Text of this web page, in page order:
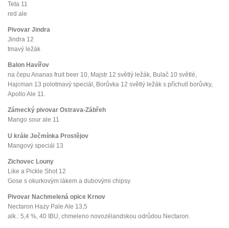
Teta 11
red ale
Pivovar Jindra
Jindra 12
tmavý ležák
Balon Havířov
na čepu Ananas fruit beer 10, Majstr 12 světlý ležák, Bulač 10 světlé,
Hajcman 13 polotmavý speciál, Borůvka 12 světlý ležák s příchutí borůvky,
Apollo Ale 11.
Zámecký pivovar Ostrava-Zábřeh
Mango sour ale 11
U krále Ječmínka Prostějov
Mangový speciál 13
Zichovec Louny
Like a Pickle Shot 12
Gose s okurkovým lákem a dubovými chipsy.
Pivovar Nachmelená opice Krnov
Nectaron Hazy Pale Ale 13,5
alk.: 5,4 %, 40 IBU, chmeleno novozélandskou odrůdou Nectaron.